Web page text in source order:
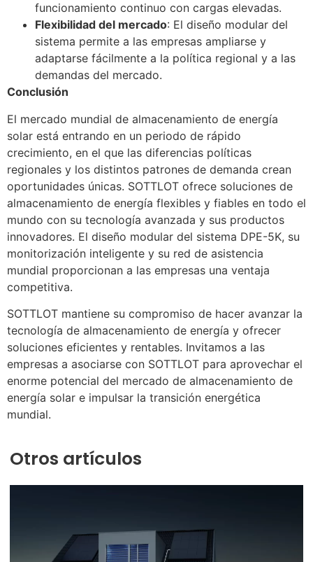
funcionamiento continuo con cargas elevadas.
Flexibilidad del mercado: El diseño modular del
sistema permite a las empresas ampliarse y
adaptarse fácilmente a la política regional y a las
demandas del mercado.
Conclusión
El mercado mundial de almacenamiento de energía
solar está entrando en un periodo de rápido
crecimiento, en el que las diferencias políticas
regionales y los distintos patrones de demanda crean
oportunidades únicas. SOTTLOT ofrece soluciones de
almacenamiento de energía flexibles y fiables en todo el
mundo con su tecnología avanzada y sus productos
innovadores. El diseño modular del sistema DPE-5K, su
monitorización inteligente y su red de asistencia
mundial proporcionan a las empresas una ventaja
competitiva.
SOTTLOT mantiene su compromiso de hacer avanzar la
tecnología de almacenamiento de energía y ofrecer
soluciones eficientes y rentables. Invitamos a las
empresas a asociarse con SOTTLOT para aprovechar el
enorme potencial del mercado de almacenamiento de
energía solar e impulsar la transición energética
mundial.
Otros artículos